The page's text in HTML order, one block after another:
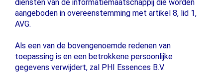
diensten van de informatiemaatschappij die worden
aangeboden in overeenstemming met artikel 8, lid 1,
AVG.
Als een van de bovengenoemde redenen van
toepassing is en een betrokkene persoonlijke
gegevens verwijdert, zal PHI Essences B.V.